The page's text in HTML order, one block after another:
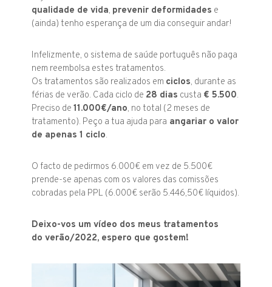
qualidade de vida, prevenir deformidades e
(ainda) tenho esperança de um dia conseguir andar!
Infelizmente, o sistema de saúde português não paga
nem reembolsa estes tratamentos.
Os tratamentos são realizados em ciclos, durante as
férias de verão. Cada ciclo de 28 dias custa € 5.500.
Preciso de11.000€/ano, no total (2 meses de
tratamento). Peço a tua ajuda para angariar o valor
de apenas 1 ciclo.
O facto de pedirmos 6.000€ em vez de 5.500€
prende-se apenas com os valores das comissões
cobradas pela PPL (6.000€ serão 5.446,50€ líquidos).
Deixo-vos um vídeo dos meus tratamentos
do verão/2022, espero que gostem!